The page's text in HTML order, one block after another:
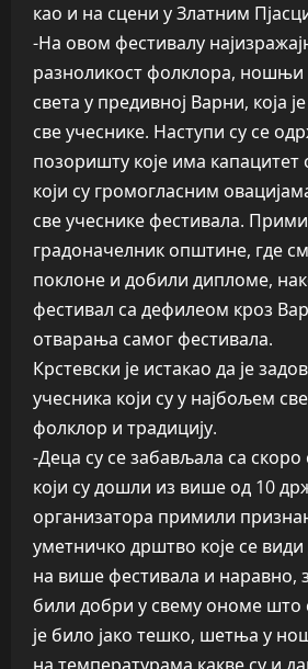
као и на сцени у Златним
-На овом фестивалу
разноликост фолклора, ношњи
света у предивној Варни, која
све учеснике. Наступи су се
позоришту које има капацитет
који су громогласним
све учеснике фестивала.
градоначелник општине, где
поклоне и добили дипломе,
фестивал са дефилеом кроз
отварања самог фестивала.
Крстевски је истакао да је
учесника који су у најбољем
фолклор и традицију.
-Деца су се забављала са
који су дошли из више од 10
организатора примили
уметничко дрштво које се види
на више фестивала и наравно,
били добри у свему ономе што
је било јако тешко, шетња у